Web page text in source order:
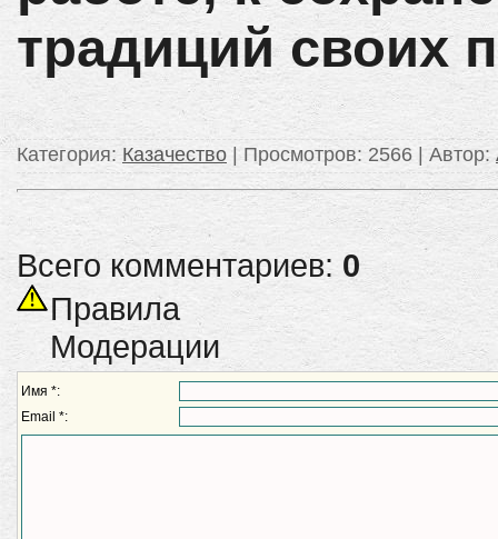
традиций своих
Категория: Казачество | Просмотров: 2566 | Автор:
Всего комментариев: 0
Правила
Модерации
Имя *:
Email *: